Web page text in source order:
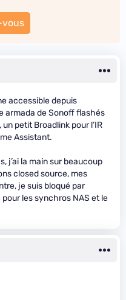
accessible depuis
armada de Sonoff flashés
petit Broadlink pour l’IR
Assistant.
j’ai la main sur beaucoup
closed source, mes
je suis bloqué par
pour les synchros NAS et le